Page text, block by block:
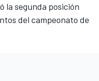
la segunda posición
del campeonato de